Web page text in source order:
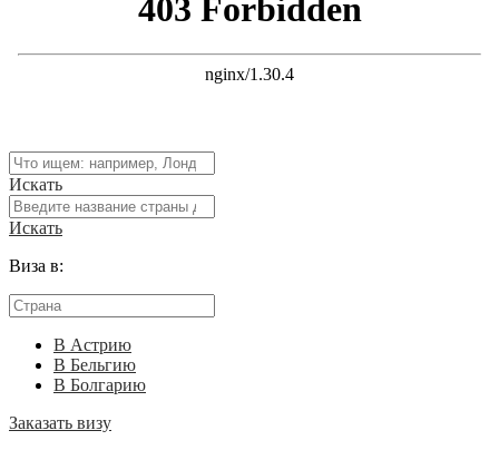
Искать
Искать
Виза в:
В Астрию
В Бельгию
В Болгарию
Заказать визу